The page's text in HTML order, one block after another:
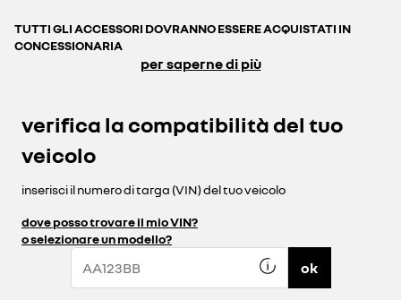
TUTTI GLI ACCESSORI DOVRANNO ESSERE ACQUISTATI IN
CONCESSIONARIA
per saperne di più
verifica la compatibilità del tuo
veicolo
inserisci il numero di targa (VIN) del tuo veicolo
dove posso trovare il mio VIN?
o selezionare un modello?
ok